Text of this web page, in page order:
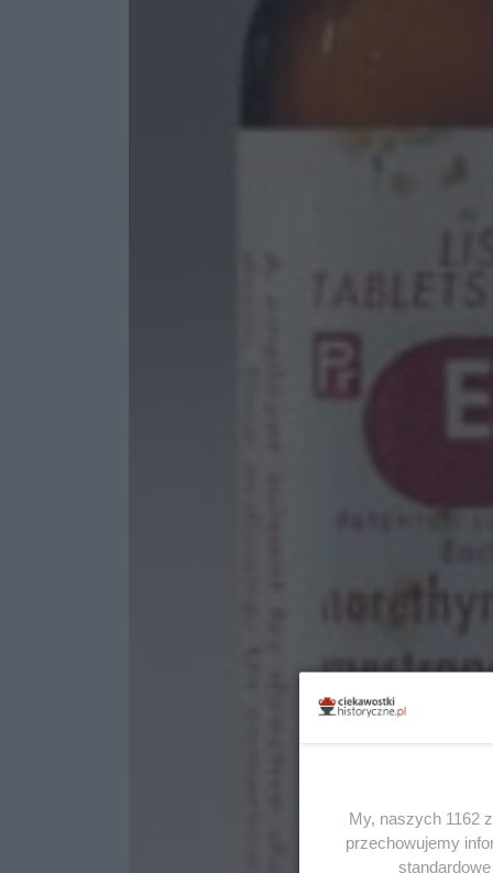
My, naszych 1162
przechowujemy